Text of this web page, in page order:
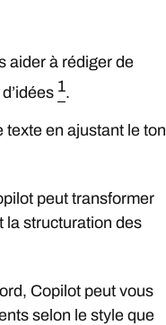
aider à rédiger de
1.
texte en ajustant le ton
peut transformer
la structuration des
Copilot peut vous
selon le style que